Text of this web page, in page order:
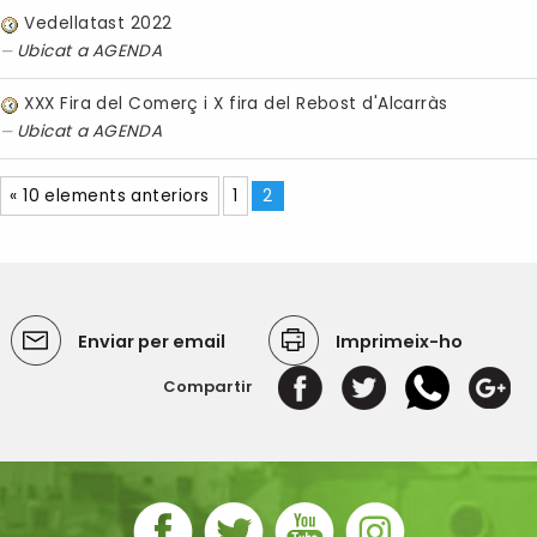
Vedellatast 2022
Ubicat aAGENDA
XXX Fira del Comerç i X fira del Rebost d'Alcarràs
Ubicat aAGENDA
« 10 elements anteriors 1 2
Enviar per email Imprimeix-ho
Compartir